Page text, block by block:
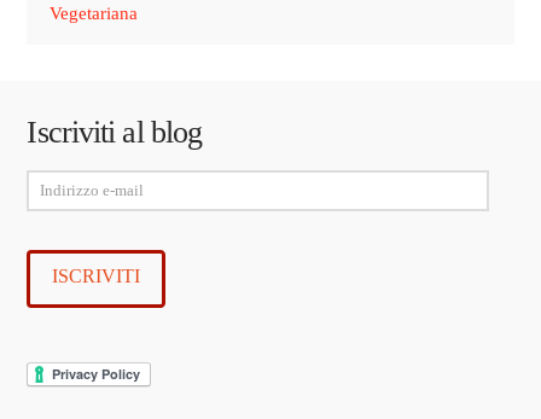
Vegetariana
Iscriviti al blog
Indirizzo
e-
mail
ISCRIVITI